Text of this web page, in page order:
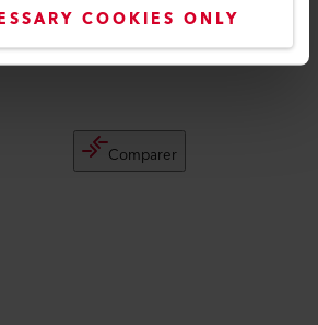
COOKIES ONLY
pratiquement
de soudage. La
Comparer